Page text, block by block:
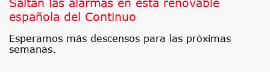
española del Continuo
Esperamos más descensos para las próximas
semanas.